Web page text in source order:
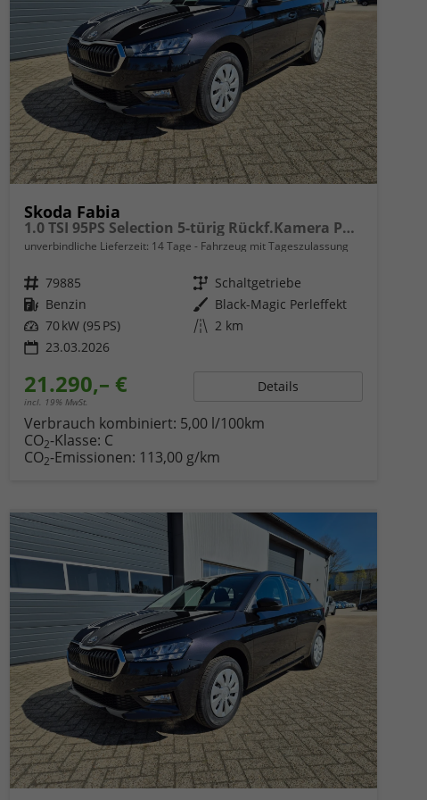
Skoda Fabia
1.0 TSI 95PS Selection 5-türig Rückf.Kamera Parksensoren Sitzheizung Multifunktionslenkrad Klima Skoda-Radio Bluetooth Touchscreen Tempomat Nebelsch. Apple CarPlay + Android Auto
unverbindliche Lieferzeit: 14 Tage Fahrzeug mit Tageszulassung
Fahrzeugnr. 79885 Getriebe Schaltgetriebe
Kraftstoff Benzin Außenfarbe Black-Magic Perleffekt
Leistung 70 kW (95 PS) Kilometerstand 2 km
23.03.2026
21.290,– €
incl. 19% MwSt.
Details
Verbrauch kombiniert: 5,00 l/100km
CO2-Klasse: C
CO2-Emissionen: 113,00 g/km